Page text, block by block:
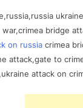
bridge
on russia crimea
attack,gate to
attack on